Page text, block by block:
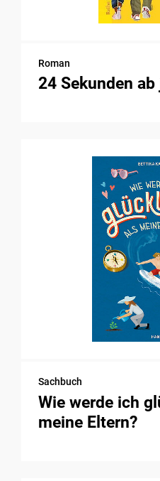
Roman
24 Sekunden
Sachbuch
Wie werde ich
meine Eltern?